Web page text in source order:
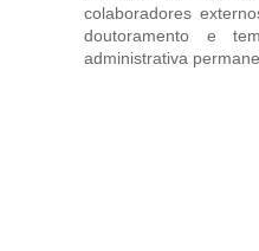
colaboradores
doutoramento e
administrativa